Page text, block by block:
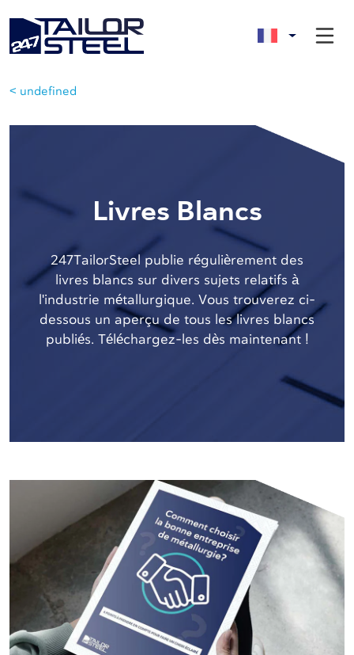
< undefined
Livres Blancs
247TailorSteel publie régulièrement des
livres blancs sur divers sujets relatifs à
l'industrie métallurgique. Vous trouverez ci-
dessous un aperçu de tous les livres blancs
publiés. Téléchargez-les dès maintenant !